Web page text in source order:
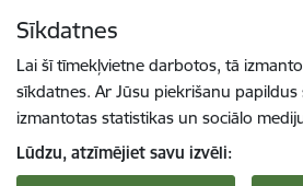
Sīkdatnes
Lai šī tīmekļvietne darbotos, tā
sīkdatnes. Ar Jūsu piekrišanu
izmantotas statistikas un sociālo
Lūdzu, atzīmējiet savu izvēli: